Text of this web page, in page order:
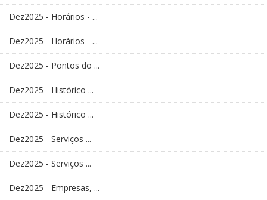
Dez2025 - Horários - ...
Dez2025 - Horários - ...
Dez2025 - Pontos do ...
Dez2025 - Histórico ...
Dez2025 - Histórico ...
Dez2025 - Serviços ...
Dez2025 - Serviços ...
Dez2025 - Empresas, ...